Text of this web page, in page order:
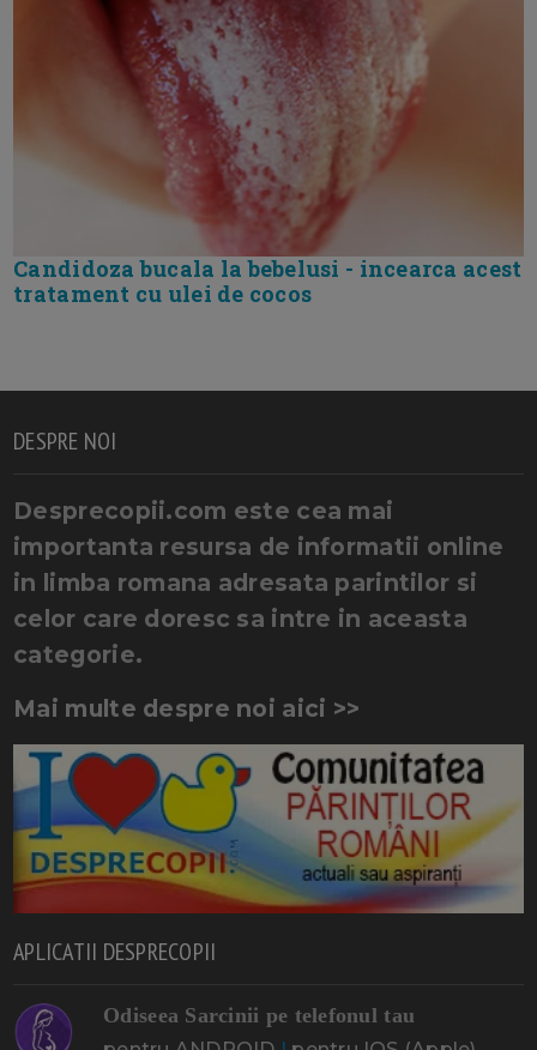
Candidoza bucala la bebelusi - incearca acest
tratament cu ulei de cocos
DESPRE NOI
Desprecopii.com este cea mai
importanta resursa de informatii online
in limba romana adresata parintilor si
celor care doresc sa intre in aceasta
categorie.
Mai multe despre noi aici >>
APLICATII DESPRECOPII
Odiseea Sarcinii pe telefonul tau